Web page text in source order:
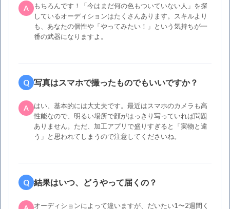
A
もちろんです！「今はまだ何の色もついていない人」を探
しているオーディションはたくさんあります。スキルより
も、あなたの個性や「やってみたい！」という気持ちが一
番の武器になりますよ。
Q 写真はスマホで撮ったものでもいいですか？
A
はい、基本的には大丈夫です。最近はスマホのカメラも高
性能なので、明るい場所で顔がはっきり写っていれば問題
ありません。ただ、加工アプリで盛りすぎると「実物と違
う」と思われてしまうので注意してくださいね。
Q 結果はいつ、どうやって届くの？
オーディションによって違いますが、だいたい1〜2週間く